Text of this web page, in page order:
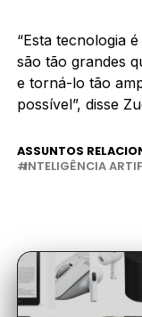
“Esta tecnologia
são tão grandes
e torná-lo tão
possível”, disse
ASSUNTOS
INTELIGÊNCIA